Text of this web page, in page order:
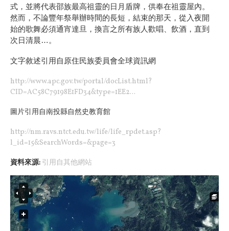
式，並將代表邵族最高祖靈的日月盾牌，供奉在祖靈屋內。
然而，不論豐年祭舉辦時間的長短，結束的那天，從入夜開
始的歌舞必須通宵達旦，換言之所有族人歡唱、飲酒，直到
次日清晨…。
文字敘述引用自 原住民族委員會全球資訊網
http://www.apc.gov.tw/portal/docList.html?
CID=AC58C79198E1FD34&type=1EE2...
圖片引用自南投縣自然史教育館
http://nm.ravs.ntct.edu.tw/life/life_rpdet.asp?
l_id=15&SearchWords=&page=3
資料來源: 引用自其他網站